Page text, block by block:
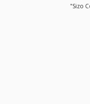
"Sizo